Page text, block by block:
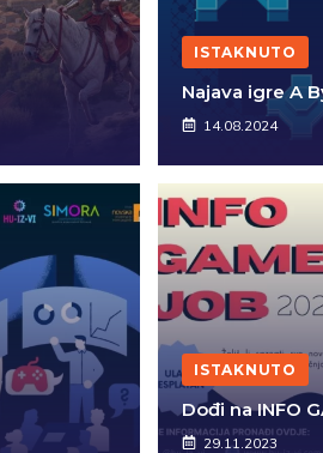
ISTAKNUTO
Najava igre A
14.08.2024
ISTAKNUTO
Dođi na INFO
29.11.2023